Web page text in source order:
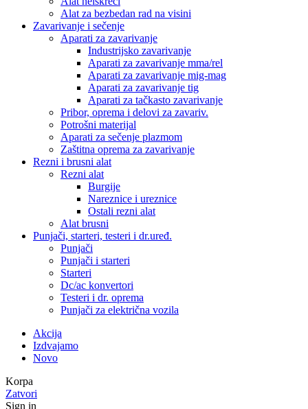
Alat za bezbedan rad na visini
Zavarivanje i sečenje
Aparati za zavarivanje
Industrijsko zavarivanje
Aparati za zavarivanje mma/rel
Aparati za zavarivanje mig-mag
Aparati za zavarivanje tig
Aparati za tačkasto zavarivanje
Pribor, oprema i delovi za zavariv.
Potrošni materijal
Aparati za sečenje plazmom
Zaštitna oprema za zavarivanje
Rezni i brusni alat
Rezni alat
Burgije
Nareznice i ureznice
Ostali rezni alat
Alat brusni
Punjači, starteri, testeri i dr.uređ.
Punjači
Punjači i starteri
Starteri
Dc/ac konvertori
Testeri i dr. oprema
Punjači za električna vozila
Akcija
Izdvajamo
Novo
Korpa
Zatvori
Sign in